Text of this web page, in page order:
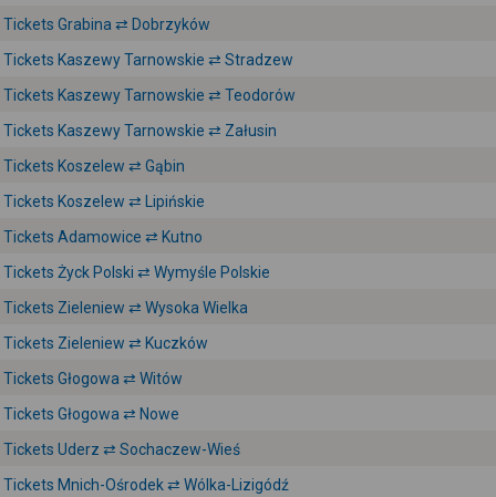
Tickets Grabina ⇄ Dobrzyków
Tickets Kaszewy Tarnowskie ⇄ Stradzew
Tickets Kaszewy Tarnowskie ⇄ Teodorów
Tickets Kaszewy Tarnowskie ⇄ Załusin
Tickets Koszelew ⇄ Gąbin
Tickets Koszelew ⇄ Lipińskie
Tickets Adamowice ⇄ Kutno
Tickets Życk Polski ⇄ Wymyśle Polskie
Tickets Zieleniew ⇄ Wysoka Wielka
Tickets Zieleniew ⇄ Kuczków
Tickets Głogowa ⇄ Witów
Tickets Głogowa ⇄ Nowe
Tickets Uderz ⇄ Sochaczew-Wieś
Tickets Mnich-Ośrodek ⇄ Wólka-Lizigódź